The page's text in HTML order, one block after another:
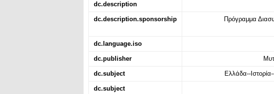
dc.description
dc.description.sponsorship
Πρόγραμμα
dc.language.iso
dc.publisher
dc.subject Ελλάδα--
dc.subject